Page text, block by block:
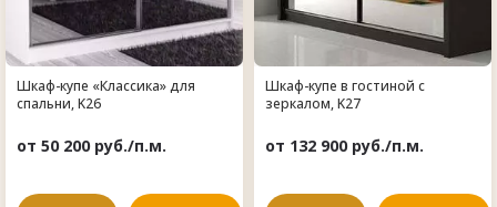
Шкаф-купе «Классика» для
спальни, K26
от 50 200 руб./п.м.
Шкаф-купе в гостиной с
зеркалом, K27
от 132 900 руб./п.м.